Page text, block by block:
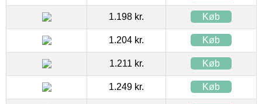
1.198 kr. Køb
1.204 kr. Køb
1.211 kr. Køb
1.249 kr. Køb